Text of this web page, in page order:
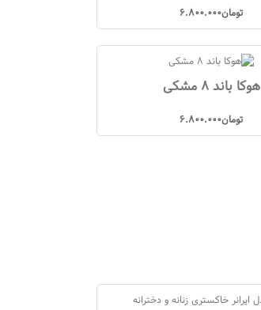
تومان6.800.000
هوکا باند 8 مشکی
تومان6.800.000